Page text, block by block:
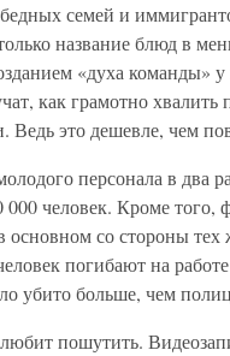
семей и
название блюд в
«духа
как грамотно
Ведь это дешевле, чем
персонала в два
000 человек. Кроме того,
основном со стороны
погибают на
убито больше, чем
пошутить.